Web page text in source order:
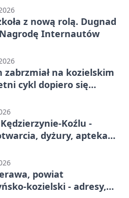
z nową rolą. Dugnad
Internautów
zabrzmiał na kozielskim
cykl dopiero się
Koźlu -
dyżury, apteka
powiat
kozielski - adresy,